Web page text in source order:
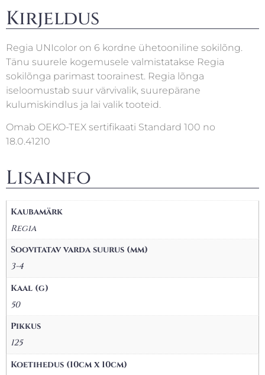
Kirjeldus
Regia UNIcolor on 6 kordne ühetooniline sokilõng.
Tänu suurele kogemusele valmistatakse Regia
sokilõnga parimast toorainest. Regia lõnga
iseloomustab suur värvivalik, suurepärane
kulumiskindlus ja lai valik tooteid.
Omab OEKO-TEX sertifikaati Standard 100 no
18.0.41210
Lisainfo
Kaubamärk
Regia
Soovitatav varda suurus (mm)
3-4
Kaal (g)
50
Pikkus
125
Koetihedus (10cm x 10cm)